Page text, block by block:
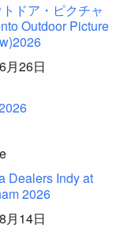
ドア・ピクチャ
Outdoor Picture
6月26日
Dealers Indy at
2026
8月14日